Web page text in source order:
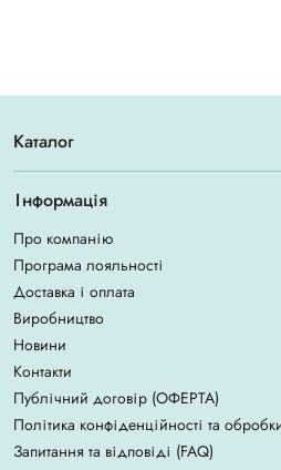
Каталог
Інформація
Про компанію
Програма лояльності
Доставка і оплата
Виробництво
Новини
Контакти
Публічний договір (ОФЕРТА)
Політика конфіденційності та
Запитання та відповіді (FAQ)